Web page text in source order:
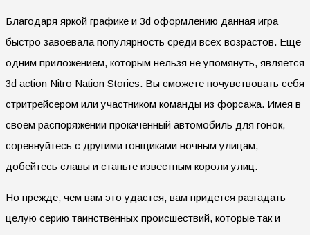
Благодаря яркой графике и 3d оформлению данная игра
быстро завоевала популярность среди всех возрастов. Еще
одним приложением, которым нельзя не упомянуть, является
3d action Nitro Nation Stories. Вы сможете почувствовать себя
стритрейсером или участником команды из форсажа. Имея в
своем распоряжении прокаченный автомобиль для гонок,
соревнуйтесь с другими гонщиками ночным улицам,
добейтесь славы и станьте известным короли улиц.
Но прежде, чем вам это удастся, вам придется разгадать
целую серию таинственных происшествий, которые так и